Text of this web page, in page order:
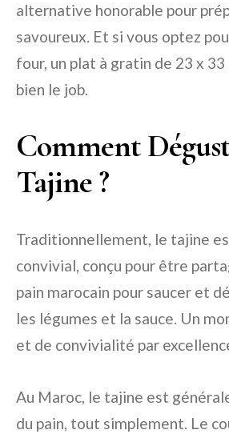
alternative honorable pour
savoureux. Et si vous optez
four, un plat à gratin de 23 x
bien le job.
Comment
Tajine ?
Traditionnellement, le tajine
convivial, conçu pour être
pain marocain pour saucer et
les légumes et la sauce. Un
et de convivialité par
Au Maroc, le tajine est
du pain, tout simplement. Le